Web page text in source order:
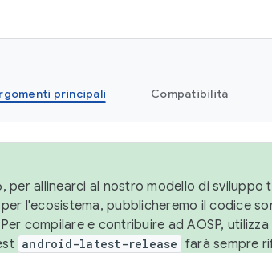
principali Compatibilità
per allinearci al nostro modello di sviluppo
l'ecosistema, pubblicheremo il codice
compilare e contribuire ad AOSP, utilizza
android-latest-release farà sempre